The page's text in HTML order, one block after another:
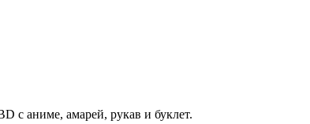
с аниме, амарей, рукав и буклет.